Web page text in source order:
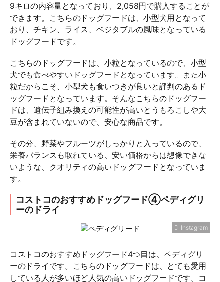
9キロの内容量となっており、2,058円で購入することが
できます。こちらのドッグフードは、小型犬用となって
おり、チキン、ライス、ベジタブルの風味となっている
ドッグフードです。
こちらのドッグフードは、小粒となっているので、小型
犬でも食べやすいドッグフードとなっています。また小
粒だからこそ、小型犬も食いつきが良いと評判のあるド
ッグフードとなっています。そんなこちらのドッグフー
ドは、遺伝子組み換えの可能性が高いとうもろこしや大
豆が含まれていないので、安心な商品です。
その分、野菜やフルーツがしっかりと入っているので、
栄養バランスも取れている、安い価格からは想像できな
いような、クオリティの高いドッグフードとなっていま
す。
コストコのおすすめドッグフード④ペディグリ
ーのドライ
Instagram
コストコのおすすめドッグフード4つ目は、ペディグリ
ーのドライです。こちらのドッグフードは、とても愛用
している人が多いほど人気の高いドッグフードです。コ